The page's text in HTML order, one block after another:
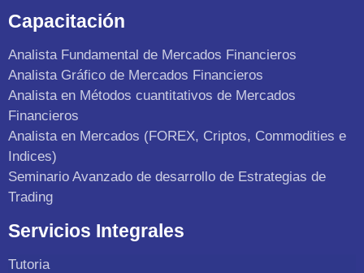
Capacitación
Analista Fundamental de Mercados Financieros
Analista Gráfico de Mercados Financieros
Analista en Métodos cuantitativos de Mercados
Financieros
Analista en Mercados (FOREX, Criptos, Commodities e
Indices)
Seminario Avanzado de desarrollo de Estrategias de
Trading
Servicios Integrales
Tutoria